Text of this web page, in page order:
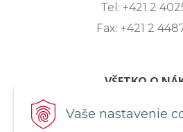
Vaše nastavenie
Tel: +421 2
Fax: +421 2
VŠETKO O
ZASLANIE